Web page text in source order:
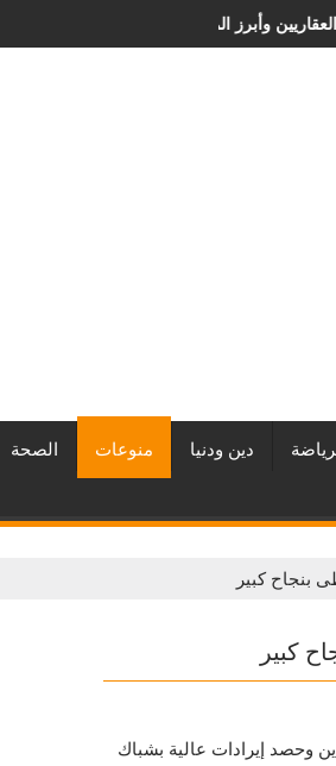
أفضل شركات التطوير العقاري في مصر من URE | أكبر المطورين العقاريين وأبرز المشروعات
من مريض لآخر؟
دين ودنيا منوعات الصحة
بنجاح كبير
كبير
وحصد إيرادات عالية بشباك